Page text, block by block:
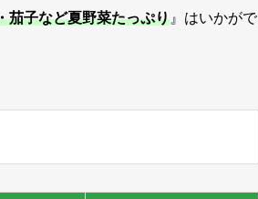
茄子など夏野菜たっぷり 』はいかがで